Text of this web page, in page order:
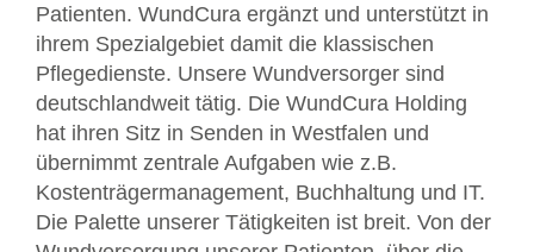
Patienten. WundCura ergänzt und unterstützt in
ihrem Spezialgebiet damit die klassischen
Pflegedienste. Unsere Wundversorger sind
deutschlandweit tätig. Die WundCura Holding
hat ihren Sitz in Senden in Westfalen und
übernimmt zentrale Aufgaben wie z.B.
Kostenträgermanagement, Buchhaltung und IT.
Die Palette unserer Tätigkeiten ist breit. Von der